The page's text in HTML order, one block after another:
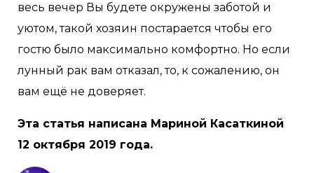
весь вечер Вы будете окружены заботой и
уютом, такой хозяин постарается чтобы его
гостю было максимально комфортно. Но если
лунный рак вам отказал, то, к сожалению, он
вам ещё не доверяет.
Эта статья написана Мариной Касаткиной
12 октября 2019 года.